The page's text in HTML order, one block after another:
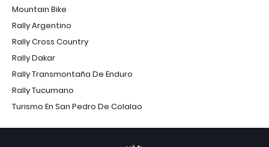
Mountain Bike
Rally Argentino
Rally Cross Country
Rally Dakar
Rally Transmontaña De Enduro
Rally Tucumano
Turismo En San Pedro De Colalao